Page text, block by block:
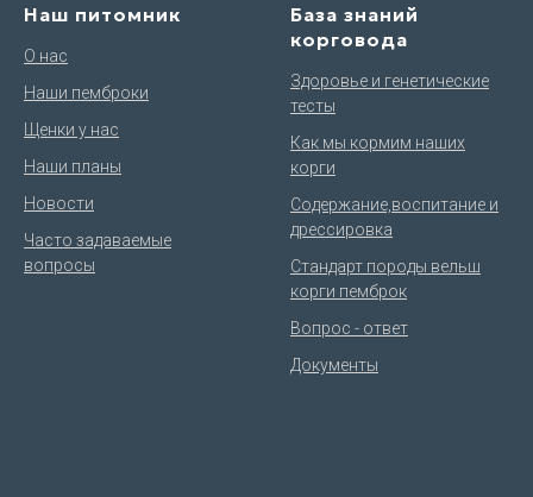
Наш питомник
О нас
Наши пемброки
Щенки у нас
Наши планы
Новости
Часто задаваемые
вопросы
База знаний
корговода
Здоровье и генетические
тесты
Как мы кормим наших
корги
Содержание,воспитание и
дрессировка
Стандарт породы вельш
корги пемброк
Вопрос - ответ
Документы